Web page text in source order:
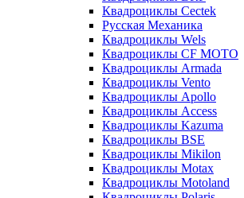
Квадроциклы Cectek
Русская Механика
Квадроциклы Wels
Квадроциклы CF MOTO
Квадроциклы Armada
Квадроциклы Vento
Квадроциклы Apollo
Квадроциклы Access
Квадроциклы Kazuma
Квадроциклы BSE
Квадроциклы Mikilon
Квадроциклы Motax
Квадроциклы Motoland